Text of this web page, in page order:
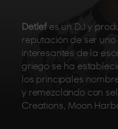
Detlefes un DJ y
reputación de ser
interesantes de la
griego se ha
los principales
y remezclando con
Creations, Moon